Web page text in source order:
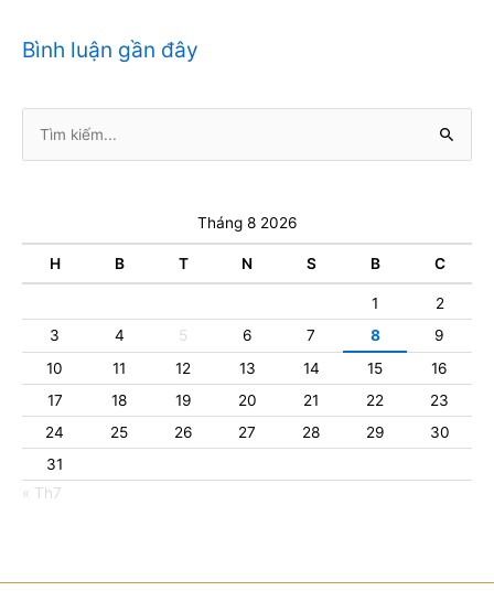
Bình luận gần đây
kiếm:
Tháng 8 2026
H B T N S B C
1
2
3
4 5 6 7 8
9
10
11 12 13 14 15
16
17
18 19 20 21 22
23
24
25 26 27 28 29
30
31
« Th7